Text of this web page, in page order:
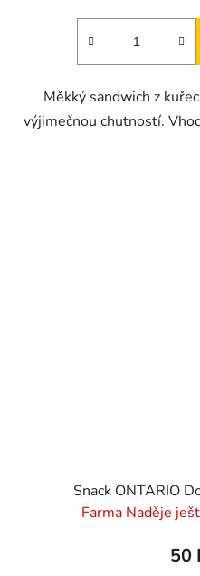
Měkký sandwich z
výjimečnou chutností.
Snack ONTARIO
Farma Naděje
50